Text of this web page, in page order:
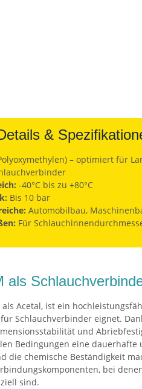
&
– optimiert für
-40°C bis zu +80°C
Bis 10 bar
Automobilbau,
Für
als
als Acetal, ist ein
Schlauchverbinder eignet.
und
Bedingungen eine dauerhafte
die chemische Beständigkeit
bei
sind.